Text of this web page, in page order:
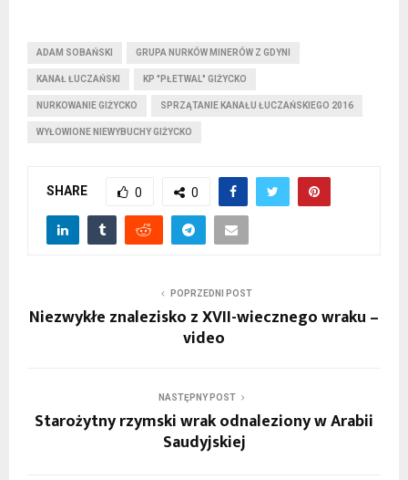
ADAM SOBAŃSKI GRUPA NURKÓW MINERÓW Z GDYNI
KANAŁ ŁUCZAŃSKI KP "PŁETWAL" GIŻYCKO
NURKOWANIE GIŻYCKO SPRZĄTANIE KANAŁU ŁUCZAŃSKIEGO 2016
WYŁOWIONE NIEWYBUCHY GIŻYCKO
SHARE 0 0
POPRZEDNI POST
Niezwykłe znalezisko z XVII-wiecznego wraku –
video
NASTĘPNY POST
Starożytny rzymski wrak odnaleziony w Arabii
Saudyjskiej